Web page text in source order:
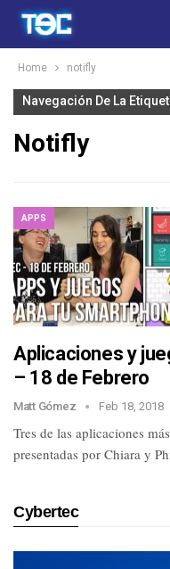
Home notifly
Navegación De La
Notifly
APPS
Aplicaciones y
– 18 de Febrero
Matt Gómez Feb 18, 2018
Tres de las aplicaciones
presentadas por Chiara y
Cybertec